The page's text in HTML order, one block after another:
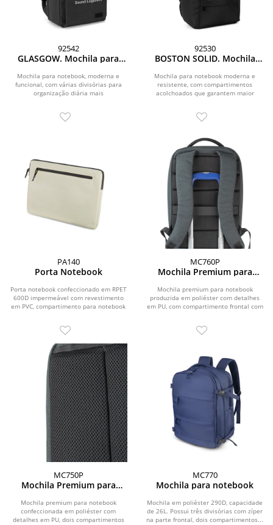
92542
GLASGOW. Mochila para
poliéster reciclado de alta
densidade 600D (20L)
Mochila para notebook, moderna e
funcional, com várias divisórias para
organização diária mais
92530
BOSTON SOLID. Mochila
nylon 150D com 2
compartimentos
acolchoados
Mochila para notebook moderna e
resistente, com compartimentos
acolchoados que garantem maior
PA140
Porta Notebook
Porta notebook confeccionado em RPET
600D impermeável com revestimento
em PVC, compartimento para notebook
MC760P
Mochila Premium para
Mochila premium para notebook
produzida em poliéster com detalhes
em PU, com compartimento frontal com
MC750P
Mochila Premium para
Mochila premium para notebook
confeccionada em poliéster com
detalhes em PU, dois compartimentos
MC770
Mochila para notebook
Mochila em poliéster 290D, capacidade
de 26L. Possui três divisórias com zíper
na parte frontal, dois compartimentos...